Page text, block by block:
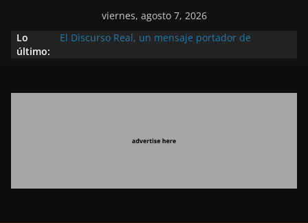
viernes, agosto 7, 2026
Lo
último:
El Discurso Real, un mensaje portador de
Extranjero: al servicio de los grandes proyectos de
Marruecos gracias a una visión estratégica